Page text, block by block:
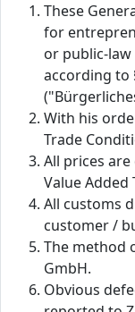
These
for
or public-law
according to
With his
Trade
All prices
Value Added
All customs
customer /
The method
GmbH.
Obvious